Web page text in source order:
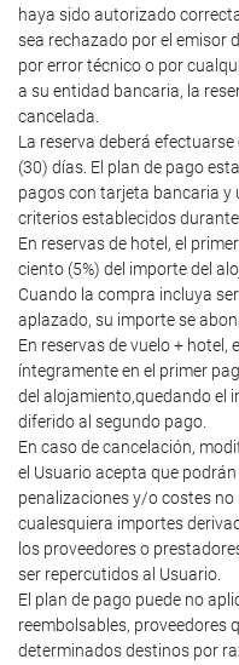
haya sido autorizado
sea rechazado por el emisor
por error técnico o por
a su entidad bancaria, la
cancelada.
La reserva deberá
(30) días. El plan de pago
pagos con tarjeta bancaria y
criterios establecidos
En reservas de hotel, el
ciento (5%) del importe del
Cuando la compra incluya
aplazado, su importe se
En reservas de vuelo + hotel,
íntegramente en el primer
del alojamiento,quedando el
diferido al segundo pago.
En caso de cancelación,
el Usuario acepta que
penalizaciones y/o costes
cualesquiera importes
los proveedores o
ser repercutidos al Usuario.
El plan de pago puede no
reembolsables, proveedores
determinados destinos por